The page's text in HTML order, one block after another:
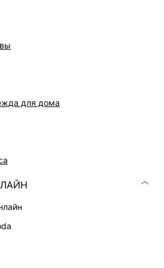
для дома
пуговицей
Крой модели соответствует
доставки и возврата